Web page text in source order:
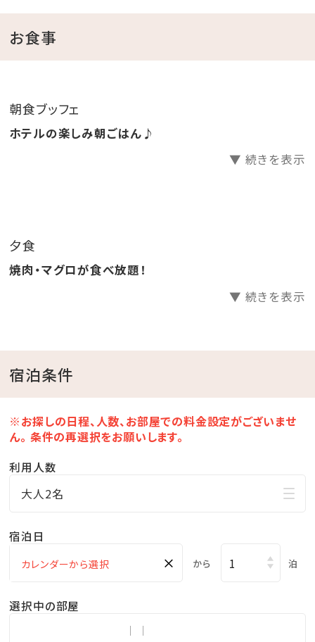
煙が出ない無煙ロースターでお肉もヘルシーにお召し
上がりいただけます♪
すべすべ感があり皮膚表面の古い角質を溶解・除去する
作用により肌を滑らかにし、新陳代謝の促進が期待でき
液の循環がよくなることで、冷え性・肩凝りや血行障害
の改善、筋肉疲労の緩和など、幅広い効果が期待できま
児無料
※毎週水曜日はメンテナンスの為、営業時間が変わりま
す。
（午前06:00～10:00、午後17:00～23:00）
■屋内施設※下記の施設が無料でご利用いただけま
・卓球（ホテル本館１F）
・キッズステーション（ホテル本館１F）
■屋外施設※下記の施設が無料でご利用いただけま
お食事
朝食ブッフェ
ホテルの楽しみ朝ごはん♪
▼ 続きを表示
夕食
焼肉・マグロが食べ放題！
▼ 続きを表示
宿泊条件
※お探しの日程、人数、お部屋での料金設定がございませ
ん。 条件の再選択をお願いします。
利用人数
大人2名
宿泊日
× から 泊
選択中の部屋